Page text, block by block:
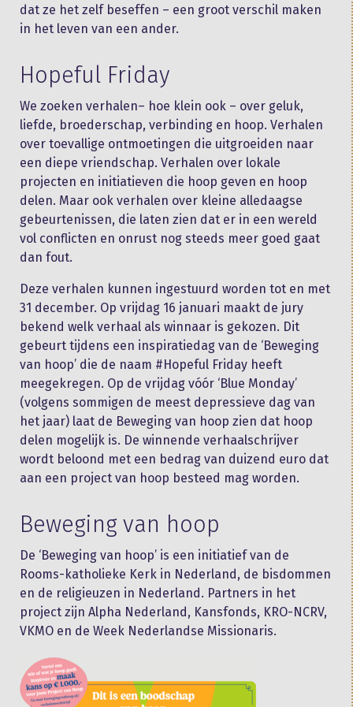
dat ze het zelf beseffen – een groot verschil maken
in het leven van een ander.
Hopeful Friday
We zoeken verhalen– hoe klein ook – over geluk,
liefde, broederschap, verbinding en hoop. Verhalen
over toevallige ontmoetingen die uitgroeiden naar
een diepe vriendschap. Verhalen over lokale
projecten en initiatieven die hoop geven en hoop
delen. Maar ook verhalen over kleine alledaagse
gebeurtenissen, die laten zien dat er in een wereld
vol conflicten en onrust nog steeds meer goed gaat
dan fout.
Deze verhalen kunnen ingestuurd worden tot en met
31 december. Op vrijdag 16 januari maakt de jury
bekend welk verhaal als winnaar is gekozen. Dit
gebeurt tijdens een inspiratiedag van de ‘Beweging
van hoop’ die de naam #Hopeful Friday heeft
meegekregen. Op de vrijdag vóór ‘Blue Monday’
(volgens sommigen de meest depressieve dag van
het jaar) laat de Beweging van hoop zien dat hoop
delen mogelijk is. De winnende verhaalschrijver
wordt beloond met een bedrag van duizend euro dat
aan een project van hoop besteed mag worden.
Beweging van hoop
De ‘Beweging van hoop’ is een initiatief van de
Rooms-katholieke Kerk in Nederland, de bisdommen
en de religieuzen in Nederland. Partners in het
project zijn Alpha Nederland, Kansfonds, KRO-NCRV,
VKMO en de Week Nederlandse Missionaris.